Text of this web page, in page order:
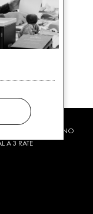
CONTRASSEGNO
A 3 RATE